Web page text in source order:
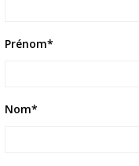
Prénom*
Nom*